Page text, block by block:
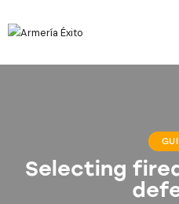
Selecting